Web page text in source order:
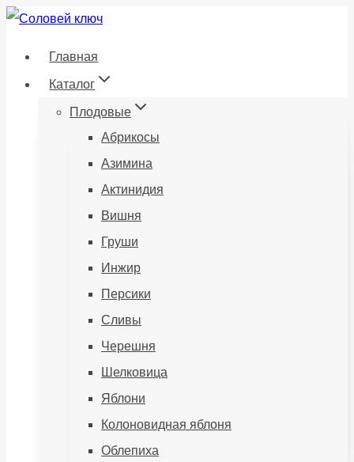
Перейти
Главная
Каталог
Плодовые
Абрикосы
Азимина
Актинидия
Вишня
Груши
Инжир
Персики
Сливы
Черешня
Шелковица
Яблони
Колоновидная яблоня
Облепиха